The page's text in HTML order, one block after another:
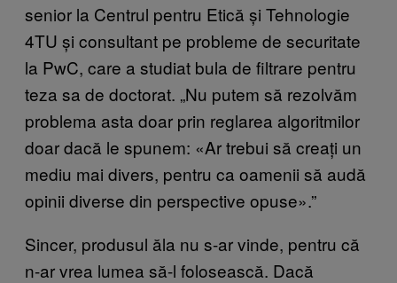
senior la Centrul pentru Etică și Tehnologie
4TU și consultant pe probleme de securitate
la PwC, care a studiat bula de filtrare pentru
teza sa de doctorat. „Nu putem să rezolvăm
problema asta doar prin reglarea algoritmilor
doar dacă le spunem: «Ar trebui să creați un
mediu mai divers, pentru ca oamenii să audă
opinii diverse din perspective opuse».”
Sincer, produsul ăla nu s-ar vinde, pentru că
n-ar vrea lumea să-l folosească. Dacă